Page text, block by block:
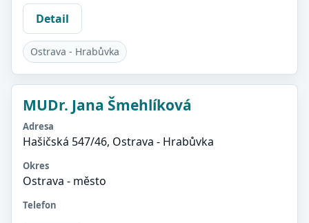
Detail
Ostrava - Hrabůvka
MUDr. Jana Šmehlíková
Adresa
Hašičská 547/46, Ostrava - Hrabůvka
Okres
Ostrava - město
Telefon